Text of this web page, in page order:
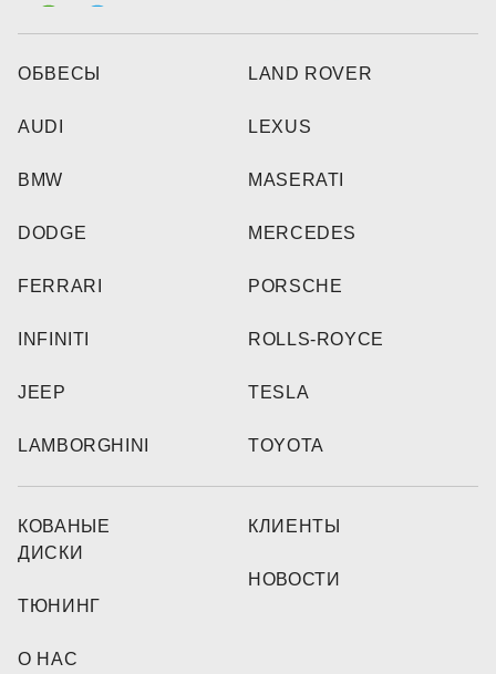
ОБВЕСЫ
AUDI
BMW
DODGE
FERRARI
INFINITI
JEEP
LAMBORGHINI
LAND ROVER
LEXUS
MASERATI
MERCEDES
PORSCHE
ROLLS-ROYCE
TESLA
TOYOTA
КОВАНЫЕ
ДИСКИ
ТЮНИНГ
О НАС
КЛИЕНТЫ
НОВОСТИ